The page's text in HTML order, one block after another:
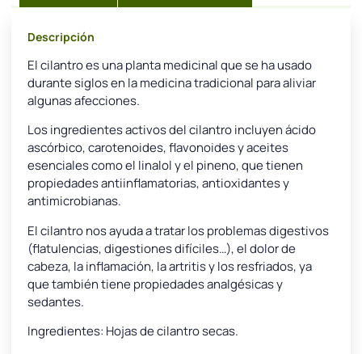
Descripción
El cilantro es una planta medicinal que se ha usado
durante siglos en la medicina tradicional para aliviar
algunas afecciones.
Los ingredientes activos del cilantro incluyen ácido
ascórbico, carotenoides, flavonoides y aceites
esenciales como el linalol y el pineno, que tienen
propiedades antiinflamatorias, antioxidantes y
antimicrobianas.
El cilantro nos ayuda a tratar los problemas digestivos
(flatulencias, digestiones difíciles…), el dolor de
cabeza, la inflamación, la artritis y los resfriados, ya
que también tiene propiedades analgésicas y
sedantes.
Ingredientes: Hojas de cilantro secas.